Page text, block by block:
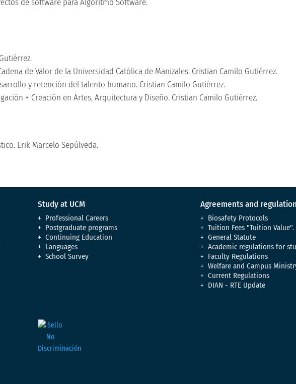
de software para Algoritmo Software.
de Valor de la Universidad Católica de Manizales. Cristian Camilo Gutiérrez.
y retención del talento humano. Cristian Camilo Gutiérrez.
+ Creación en Artes, Arquitectura y Diseño. Cristian Camilo Gutiérrez.
Erik Marcelo Sepúlveda.
Study at UCM
Professional Careers
Postgraduate programs
Continuing Education
Languages
School Survey
Agreements and
Biosafety Protocols
Tuition Fees "Tuition Value".
General Statute
Academic regulations for
Faculty Regulations
Welfare and Campus
Current Regulations
DIAN - RTE Update